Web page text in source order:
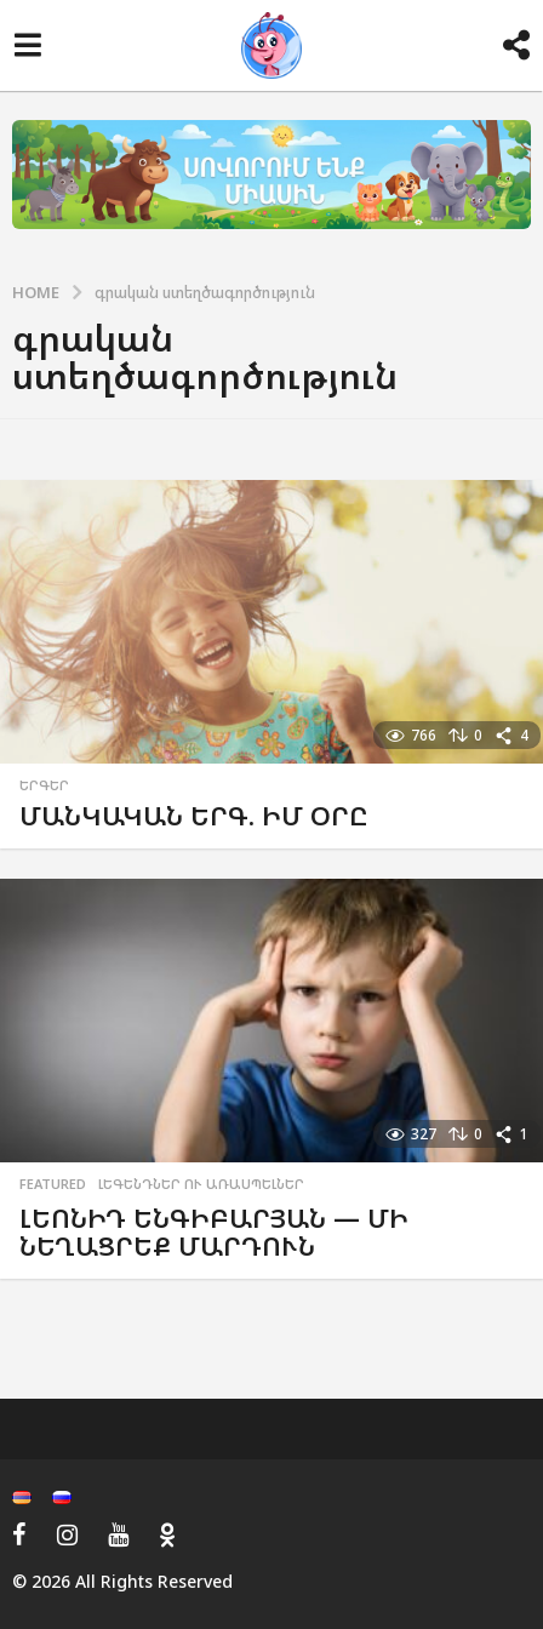
HOME գրական ստեղծագործություն
գրական
ստեղծագործություն
766 0 4
ԵՐԳԵՐ
ՄԱՆԿԱԿԱՆ ԵՐԳ. ԻՄ ՕՐԸ
327 0 1
FEATURED ,ԼԵԳԵՆԴՆԵՐ ՈՒ ԱՌԱՍՊԵԼՆԵՐ
ԼԵՈՆԻԴ ԵՆԳԻԲԱՐՅԱՆ — ՄԻ
ՆԵՂԱՑՐԵՔ ՄԱՐԴՈՒՆ
© 2026 All Rights Reserved